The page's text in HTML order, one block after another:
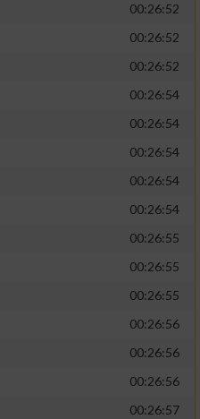
00:26:52
00:26:52
00:26:52
00:26:54
00:26:54
00:26:54
00:26:54
00:26:54
00:26:55
00:26:55
00:26:55
00:26:56
00:26:56
00:26:56
00:26:57